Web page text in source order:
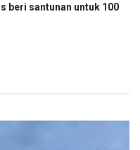
beri santunan untuk 100